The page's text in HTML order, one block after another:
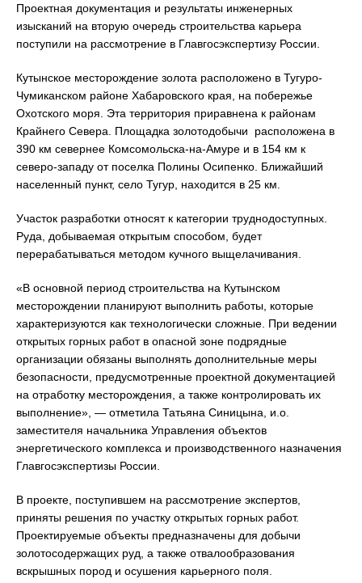
Проектная документация и результаты инженерных
изысканий на вторую очередь строительства карьера
поступили на рассмотрение в Главгосэкспертизу России.
Кутынское месторождение золота расположено в Тугуро-
Чумиканском районе Хабаровского края, на побережье
Охотского моря. Эта территория приравнена к районам
Крайнего Севера. Площадка золотодобычи расположена в
390 км севернее Комсомольска-на-Амуре и в 154 км к
северо-западу от поселка Полины Осипенко. Ближайший
населенный пункт, село Тугур, находится в 25 км.
Участок разработки относят к категории труднодоступных.
Руда, добываемая открытым способом, будет
перерабатываться методом кучного выщелачивания.
«В основной период строительства на Кутынском
месторождении планируют выполнить работы, которые
характеризуются как технологически сложные. При ведении
открытых горных работ в опасной зоне подрядные
организации обязаны выполнять дополнительные меры
безопасности, предусмотренные проектной документацией
на отработку месторождения, а также контролировать их
выполнение», — отметила Татьяна Синицына, и.о.
заместителя начальника Управления объектов
энергетического комплекса и производственного назначения
Главгосэкспертизы России.
В проекте, поступившем на рассмотрение экспертов,
приняты решения по участку открытых горных работ.
Проектируемые объекты предназначены для добычи
золотосодержащих руд, а также отвалообразования
вскрышных пород и осушения карьерного поля.